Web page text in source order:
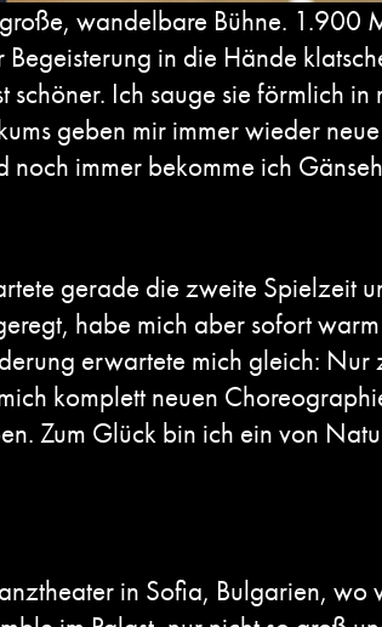
wandelbare Bühne. 1.900
in die Hände
Ich sauge sie förmlich in
geben mir immer wieder
immer bekomme ich
gerade die zweite Spielzeit
habe mich aber sofort
erwartete mich gleich: Nur
komplett neuen
Zum Glück bin ich ein von
in Sofia, Bulgarien, wo